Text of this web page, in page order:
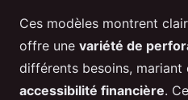
Ces modèles montrent
offre une variété de
différents besoins,
accessibilité financière.